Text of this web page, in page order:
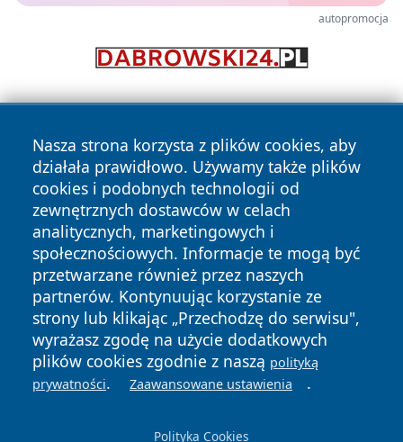
autopromocja
Nasza strona korzysta z plików cookies, aby
działała prawidłowo. Używamy także plików
cookies i podobnych technologii od
zewnętrznych dostawców w celach
analitycznych, marketingowych i
społecznościowych. Informacje te mogą być
przetwarzane również przez naszych
partnerów. Kontynuując korzystanie ze
strony lub klikając „Przechodzę do serwisu",
wyrażasz zgodę na użycie dodatkowych
plików cookies zgodnie z naszą polityką
prywatności. Zaawansowane ustawienia .
Polityka Cookies
Copyright © 2026 zycieboleslawca.pl Wszystkie prawa
zastrzeżone.
News Autorzy
Polityka
Prywatności
Polityka
Cookies